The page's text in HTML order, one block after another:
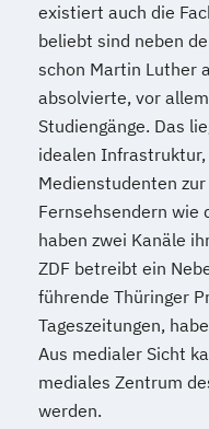
existiert auch die
beliebt sind neben
schon Martin Luther
absolvierte, vor
Studiengänge. Das
idealen
Medienstudenten
Fernsehsendern wie
haben zwei Kanäle
ZDF betreibt ein
führende Thüringer
Tageszeitungen,
Aus medialer Sicht
mediales Zentrum
werden.